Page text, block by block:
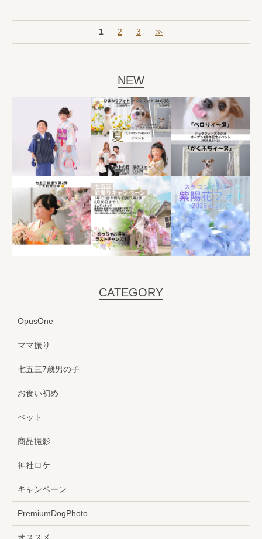
1 2 3 ≫
NEW
CATEGORY
OpusOne
ママ振り
七五三7歳男の子
お食い初め
ぺット
商品撮影
神社ロケ
キャンペーン
PremiumDogPhoto